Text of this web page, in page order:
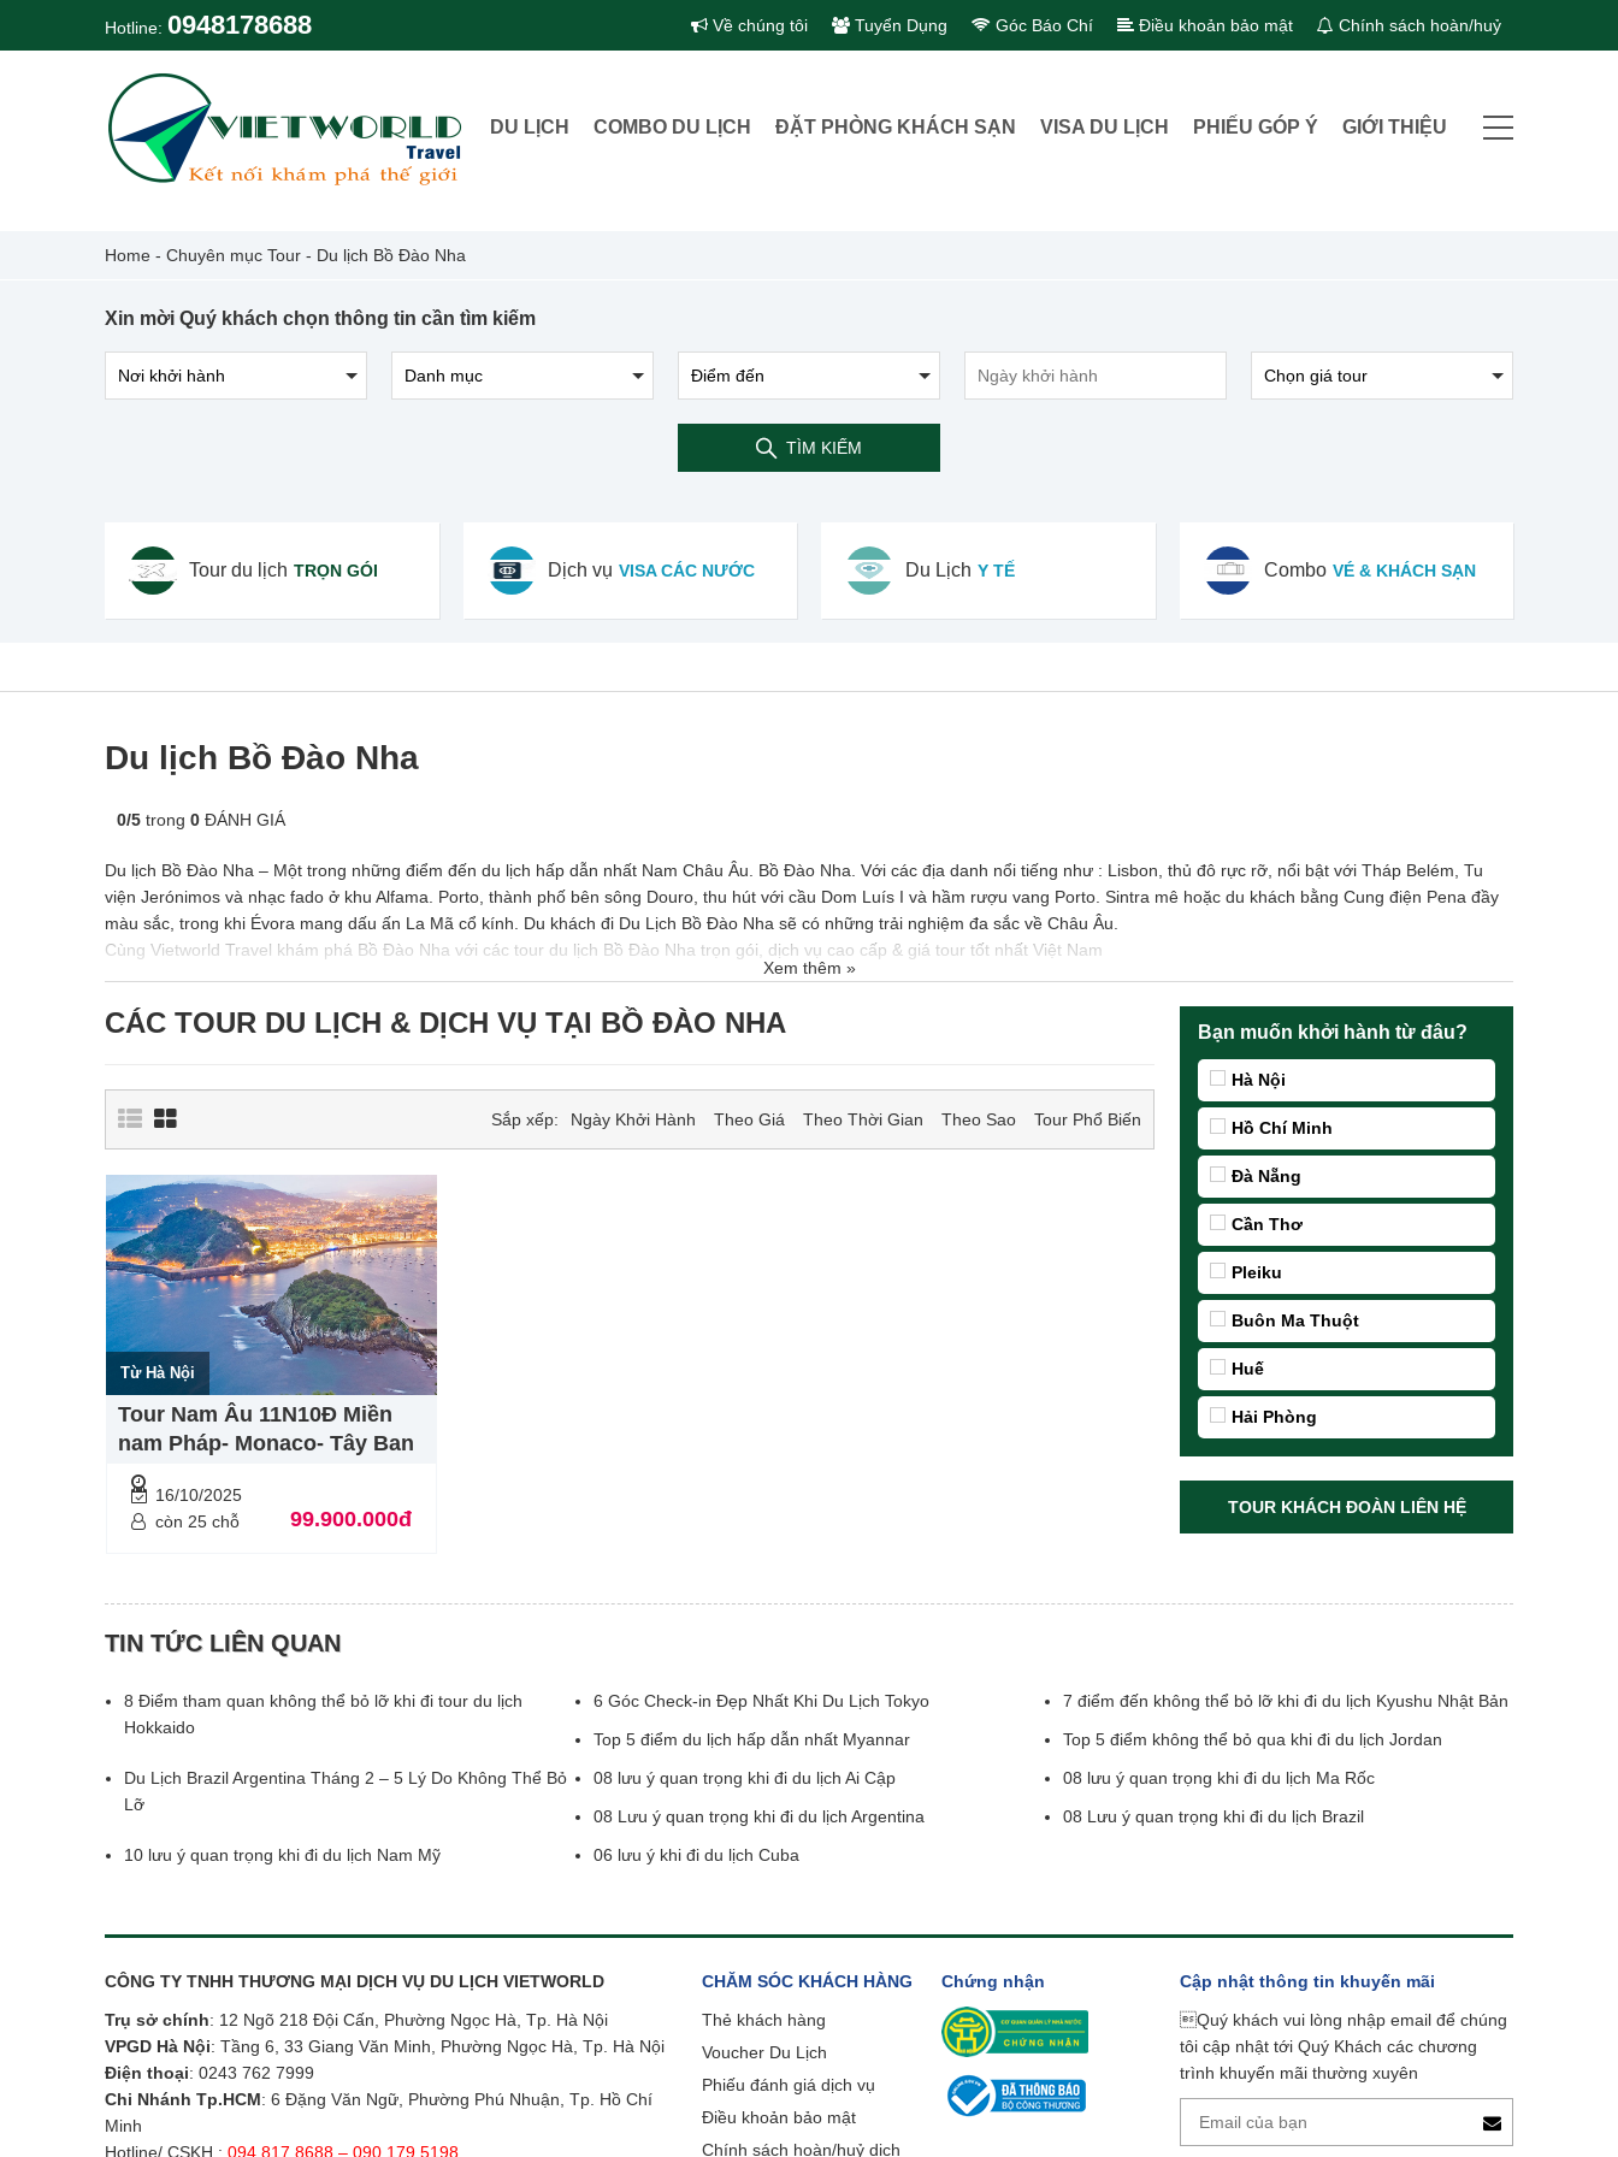
Hotline: 0948178688 Về chúng tôi Tuyển Dụng Góc Báo Chí Điều khoản bảo mật Chính sách hoàn/huỷ
DU LỊCH COMBO DU LỊCH ĐẶT PHÒNG KHÁCH SẠN VISA DU LỊCH PHIẾU GÓP Ý GIỚI THIỆU
Home - Chuyên mục Tour - Du lịch Bồ Đào Nha
Xin mời Quý khách chọn thông tin cần tìm kiếm
TÌM KIẾM
Tour du lịch TRỌN GÓI Dịch vụ VISA CÁC NƯỚC Du Lịch Y TẾ Combo VÉ & KHÁCH SẠN
Du lịch Bồ Đào Nha
0/5 trong 0 ĐÁNH GIÁ
Du lịch Bồ Đào Nha – Một trong những điểm đến du lịch hấp dẫn nhất Nam Châu Âu.
Bồ Đào Nha. Với các địa danh nổi tiếng như : Lisbon, thủ đô rực rỡ, nổi bật với Tháp Belém, Tu
viện Jerónimos và nhạc fado ở khu Alfama. Porto, thành phố bên sông Douro, thu hút với cầu Dom Luís I và hầm rượu vang Porto. Sintra mê hoặc du khách bằng Cung điện Pena đầy
màu sắc, trong khi Évora mang dấu ấn La Mã cổ kính. Du khách đi Du Lịch Bồ Đào Nha sẽ có những trải nghiệm đa sắc về Châu Âu.
Cùng Vietworld Travel khám phá Bồ Đào Nha với các tour du lịch Bồ Đào Nha trọn gói, dịch vụ cao cấp & giá tour tốt nhất Việt Nam
Xem thêm »
Bạn muốn khởi hành từ đâu?
Hà Nội
Hồ Chí Minh
Đà Nẵng
Cần Thơ
Pleiku
Buôn Ma Thuột
Huế
Hải Phòng
TOUR KHÁCH ĐOÀN LIÊN HỆ
CÁC TOUR DU LỊCH & DỊCH VỤ TẠI BỒ ĐÀO NHA
Sắp xếp: Ngày Khởi Hành Theo Giá Theo Thời Gian Theo Sao Tour Phổ Biến
Từ Hà Nội
Tour Nam Âu 11N10Đ Miền
nam Pháp- Monaco- Tây Ban
Nha- Bồ Đào Nha
16/10/2025
còn 25 chỗ
99.900.000đ
TIN TỨC LIÊN QUAN
8 Điểm tham quan không thể bỏ lỡ khi đi tour du lịch
Hokkaido
6 Góc Check-in Đẹp Nhất Khi Du Lịch Tokyo
7 điểm đến không thể bỏ lỡ khi đi du lịch Kyushu Nhật Bản
Top 5 điểm du lịch hấp dẫn nhất Myannar
Top 5 điểm không thể bỏ qua khi đi du lịch Jordan
Du Lịch Brazil Argentina Tháng 2 – 5 Lý Do Không Thể Bỏ
Lỡ
08 lưu ý quan trọng khi đi du lịch Ai Cập
08 lưu ý quan trọng khi đi du lịch Ma Rốc
08 Lưu ý quan trọng khi đi du lịch Argentina
08 Lưu ý quan trọng khi đi du lịch Brazil
10 lưu ý quan trọng khi đi du lịch Nam Mỹ
06 lưu ý khi đi du lịch Cuba
CÔNG TY TNHH THƯƠNG MẠI DỊCH VỤ DU LỊCH VIETWORLD
Trụ sở chính: 12 Ngõ 218 Đội Cấn, Phường Ngọc Hà, Tp. Hà Nội
VPGD Hà Nội: Tầng 6, 33 Giang Văn Minh, Phường Ngọc Hà, Tp. Hà Nội
Điện thoại: 0243 762 7999
Chi Nhánh Tp.HCM: 6 Đặng Văn Ngữ, Phường Phú Nhuận, Tp. Hồ Chí
Minh
Hotline/ CSKH : 094 817 8688 – 090 179 5198
CHĂM SÓC KHÁCH HÀNG
Thẻ khách hàng
Voucher Du Lịch
Phiếu đánh giá dịch vụ
Điều khoản bảo mật
Chính sách hoàn/huỷ dịch
Chứng nhận
Cập nhật thông tin khuyến mãi
Quý khách vui lòng nhập email để chúng
tôi cập nhật tới Quý Khách các chương
trình khuyến mãi thường xuyên